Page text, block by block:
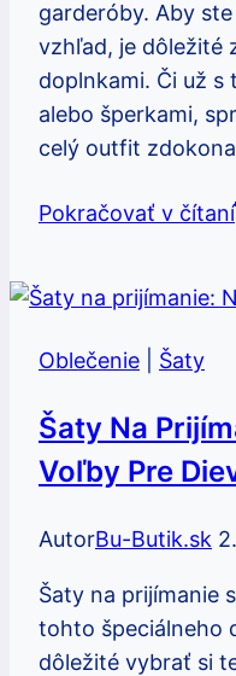
garderóby. Aby
vzhľad, je dôležité
doplnkami. Či už s
alebo šperkami,
celý outfit
Pokračovať v čítaní
Oblečenie Šaty
Šaty Na
Voľby Pre
AutorBu-Butik.sk
Šaty na prijímanie
tohto špeciálneho
dôležité vybrať si